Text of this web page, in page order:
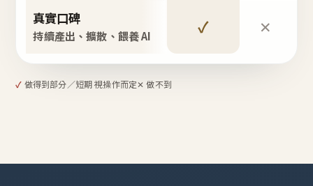
真實口碑
持續產出、擴散、餵養 AI ✓ ✕
✓ 做得到部分／短期 視操作而定✕ 做不到